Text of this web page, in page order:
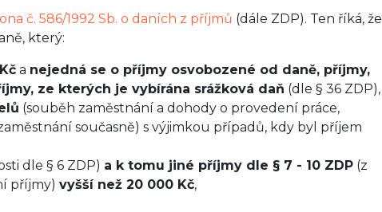
č. 586/1992 Sb. o daních z příjmů (dále ZDP). Ten říká, že
který:
a nejedná se o příjmy osvobozené od daně, příjmy,
ze kterých je vybírána srážková daň (dle § 36 ZDP),
(souběh zaměstnání a dohody o provedení práce,
současně) s výjimkou případů, kdy byl příjem
dle § 6 ZDP) a k tomu jiné příjmy dle § 7 - 10 ZDP (z
příjmy) vyšší než 20 000 Kč,